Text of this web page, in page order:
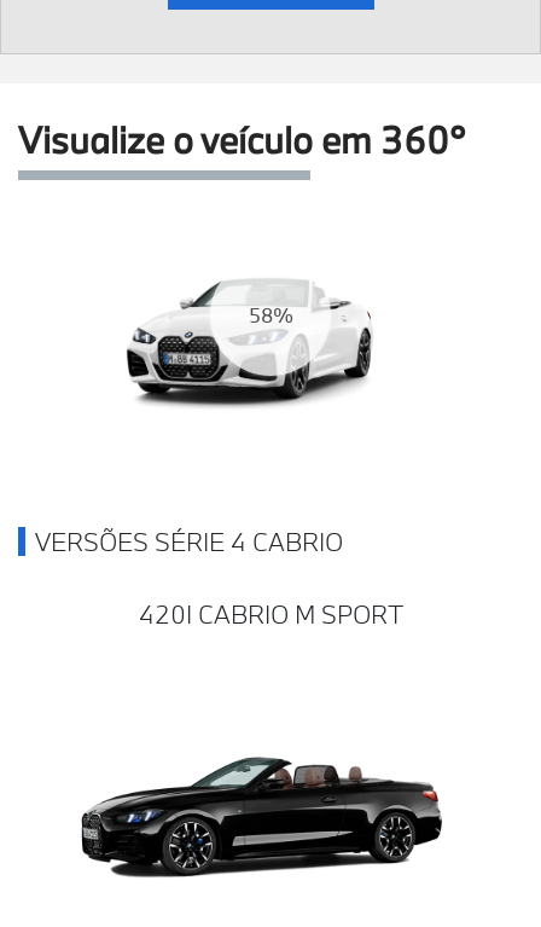
Visualize o veículo em 360°
67%
VERSÕES SÉRIE 4 CABRIO
420I CABRIO M SPORT